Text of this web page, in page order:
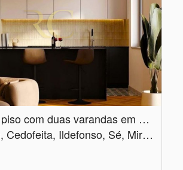
T2+1 no 4.​º piso com duas varandas em Cedofeita, Porto
Porto, Porto, Cedofeita, Ildefonso, Sé, Miragaia, Nicolau, Vitória